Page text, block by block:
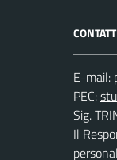
E-mail:
PEC:
Sig.
Il